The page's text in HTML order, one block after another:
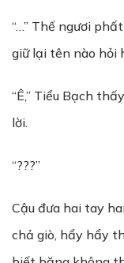
“…” Thế ngươi
giữ lại tên nào hỏi
“Ê,” Tiểu Bạch
lời.
“???”
Cậu đưa hai tay
chả giò, hẩy hẩy